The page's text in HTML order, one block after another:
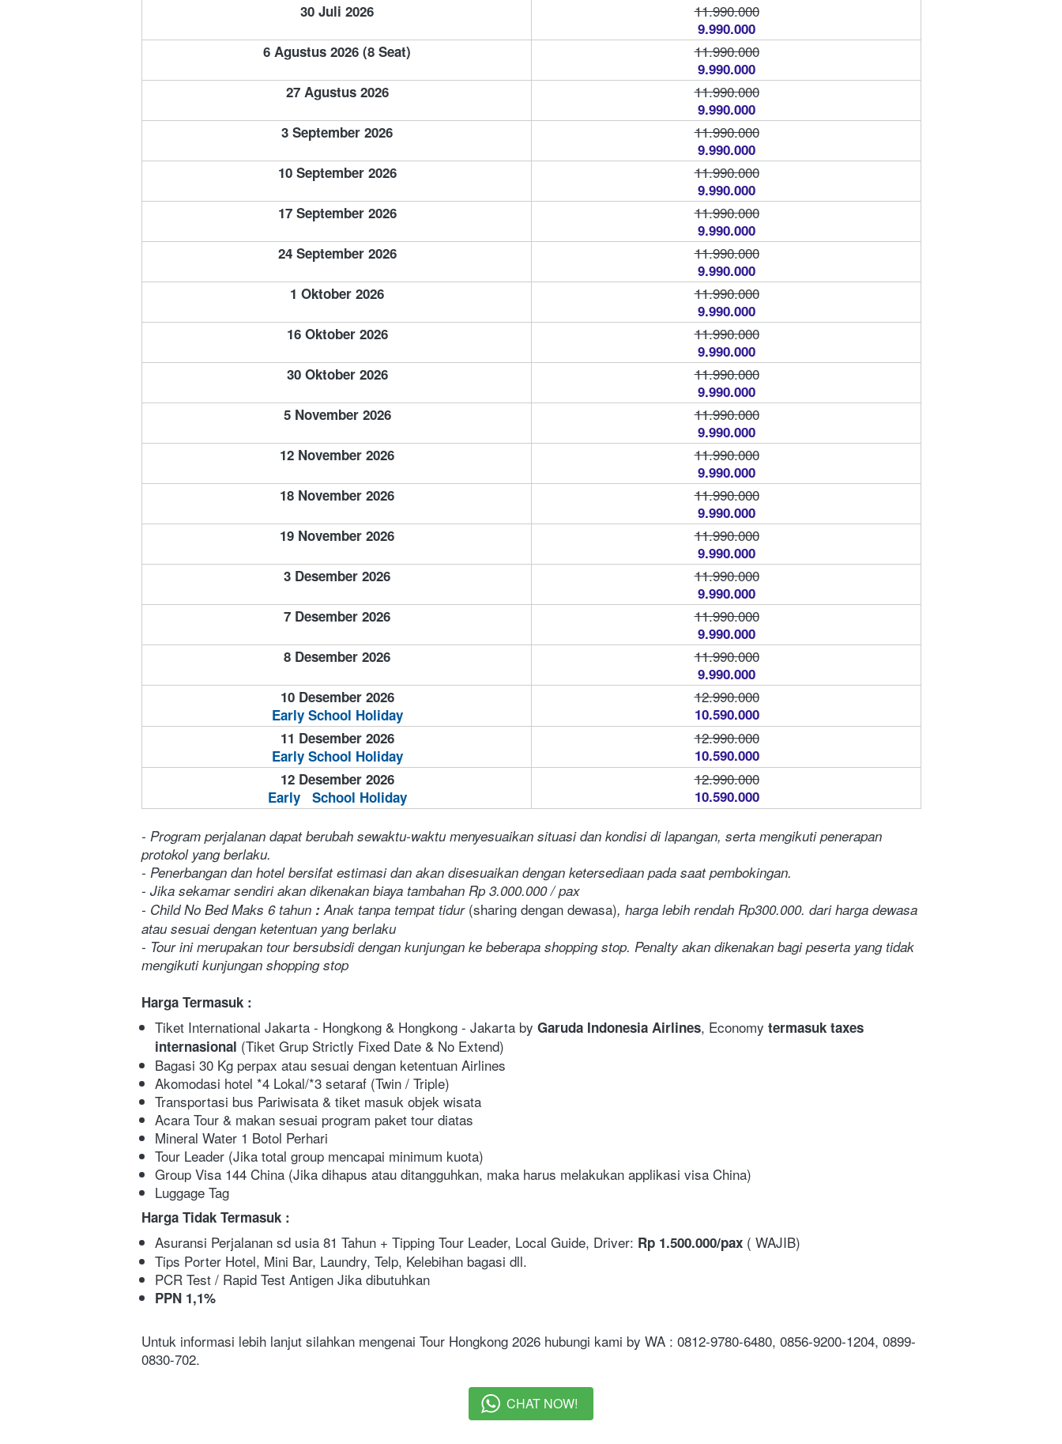
30 Juli 2026
11.990.000
9.990.000
6 Agustus 2026 (8 Seat)
11.990.000
9.990.000
27 Agustus 2026 11.990.000
9.990.000
3 September 2026
11.990.000
9.990.000
10 September 2026
11.990.000
9.990.000
17 September 2026 11.990.000
9.990.000
24 September 2026 11.990.000
9.990.000
1 Oktober 2026
11.990.000
9.990.000
16 Oktober 2026
11.990.000
9.990.000
30 Oktober 2026
11.990.000
9.990.000
5 November 2026
11.990.000
9.990.000
12 November 2026
11.990.000
9.990.000
18 November 2026
11.990.000
9.990.000
19 November 2026
11.990.000
9.990.000
3 Desember 2026
11.990.000
9.990.000
7 Desember 2026
11.990.000
9.990.000
8 Desember 2026
11.990.000
9.990.000
10 Desember 2026
Early School Holiday
12.990.000
10.590.000
11 Desember 2026
Early School Holiday
12.990.000
10.590.000
12 Desember 2026
Early   School Holiday
12.990.000
10.590.000
- Program perjalanan dapat berubah sewaktu-waktu menyesuaikan situasi dan kondisi di lapangan, serta mengikuti penerapan
protokol yang berlaku.
- Penerbangan dan hotel bersifat estimasi dan akan disesuaikan dengan ketersediaan pada saat pembokingan.
- Jika sekamar sendiri akan dikenakan biaya tambahan Rp 3.000.000 / pax
- Child No Bed Maks 6 tahun : Anak tanpa tempat tidur (sharing dengan dewasa), harga lebih rendah Rp300.000. dari harga dewasa
atau sesuai dengan ketentuan yang berlaku
- Tour ini merupakan tour bersubsidi dengan kunjungan ke beberapa shopping stop. Penalty akan dikenakan bagi peserta yang tidak
mengikuti kunjungan shopping stop
Harga Termasuk :
Tiket International Jakarta - Hongkong & Hongkong - Jakarta by Garuda Indonesia Airlines, Economy termasuk taxes
internasional (Tiket Grup Strictly Fixed Date & No Extend)
Bagasi 30 Kg perpax atau sesuai dengan ketentuan Airlines
Akomodasi hotel *4 Lokal/*3 setaraf (Twin / Triple)
Transportasi bus Pariwisata & tiket masuk objek wisata
Acara Tour & makan sesuai program paket tour diatas
Mineral Water 1 Botol Perhari
Tour Leader (Jika total group mencapai minimum kuota)
Group Visa 144 China (Jika dihapus atau ditangguhkan, maka harus melakukan applikasi visa China)
Luggage Tag
Harga Tidak Termasuk :
Asuransi Perjalanan sd usia 81 Tahun + Tipping Tour Leader, Local Guide, Driver: Rp 1.500.000/pax ( WAJIB)
Tips Porter Hotel, Mini Bar, Laundry, Telp, Kelebihan bagasi dll.
PCR Test / Rapid Test Antigen Jika dibutuhkan
PPN 1,1%
Untuk informasi lebih lanjut silahkan mengenai Tour Hongkong 2026 hubungi kami by WA : 0812-9780-6480, 0856-9200-1204, 0899-
0830-702.
` CHAT NOW!